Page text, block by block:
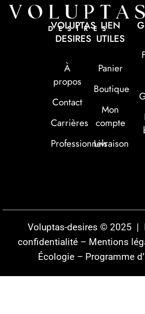
VOLUPTAS
DESIRES
À
propos
Contact
Carrières
Professionnels
LIEN
UTILES
Panier
Boutique
Mon
compte
Livraison
Voluptas-desires © 2025 |
confidentialité– Mentions
Écologie– Programme